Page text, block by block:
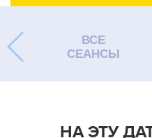
ВСЕ
СЕАНСЫ
НА ЭТУ